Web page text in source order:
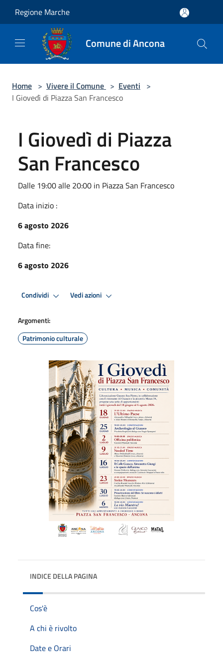
Regione Marche
Comune di Ancona
Home > Vivere il Comune > Eventi >
I Giovedì di Piazza San Francesco
I Giovedì di Piazza
San Francesco
Dalle 19:00 alle 20:00 in Piazza San Francesco
Data inizio :
6 agosto 2026
Data fine:
6 agosto 2026
Condividi Vedi azioni
Argomenti:
Patrimonio culturale
INDICE DELLA PAGINA
Cos'è
A chi è rivolto
Date e Orari